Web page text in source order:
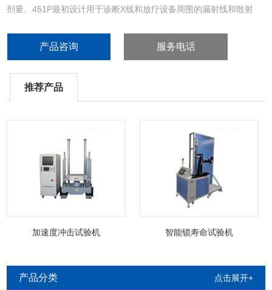
剂量。451P最初设计用于诊断X线和放疗设备周围的漏射线和散射
设备的维护人员。
产品咨询 服务电话
推荐产品
加速度冲击试验机 智能锁寿命试验机
产品分类 点击展开+